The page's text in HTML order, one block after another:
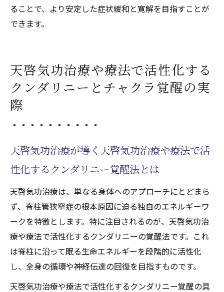
ることで、より安定した症状緩和と寛解を目指すことが
できます。
天啓気功治療や療法で活性化する
クンダリニーとチャクラ覚醒の実
際
天啓気功治療が導く天啓気功治療や療法で活
性化するクンダリニー覚醒法とは
天啓気功治療は、単なる身体へのアプローチにとどまら
ず、脊柱管狭窄症の根本原因に迫る独自のエネルギーワ
ークを特徴とします。特に注目されるのが、天啓気功治
療や療法で活性化するクンダリニーの覚醒法です。これ
は脊柱に沿って眠る生命エネルギーを段階的に活性化
し、全身の循環や神経伝達の回復を目指すものです。
天啓気功治療や療法で活性化するクンダリニー覚醒の具